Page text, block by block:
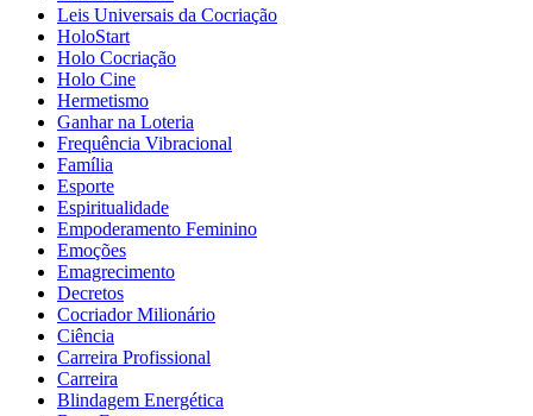
Leis Universais da Cocriação
HoloStart
Holo Cocriação
Holo Cine
Hermetismo
Ganhar na Loteria
Frequência Vibracional
Família
Esporte
Espiritualidade
Empoderamento Feminino
Emoções
Emagrecimento
Decretos
Cocriador Milionário
Ciência
Carreira Profissional
Carreira
Blindagem Energética